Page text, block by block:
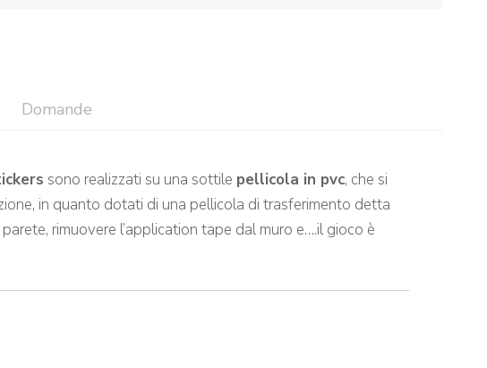
Domande
sono realizzati su una sottile pellicola in pvc, che si
in quanto dotati di una pellicola di trasferimento detta
rimuovere l’application tape dal muro e….il gioco è